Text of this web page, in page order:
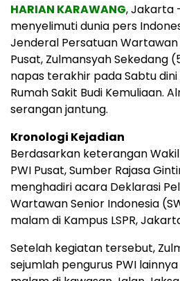
HARIAN KARAWANG, Jakarta
menyelimuti dunia pers
Jenderal Persatuan Wartawan
Pusat, Zulmansyah Sekedang
napas terakhir pada Sabtu dini
Rumah Sakit Budi Kemuliaan.
serangan jantung.
Kronologi Kejadian
Berdasarkan keterangan
PWI Pusat, Sumber Rajasa
menghadiri acara Deklarasi
Wartawan Senior Indonesia
malam di Kampus LSPR,
Setelah kegiatan tersebut,
sejumlah pengurus PWI